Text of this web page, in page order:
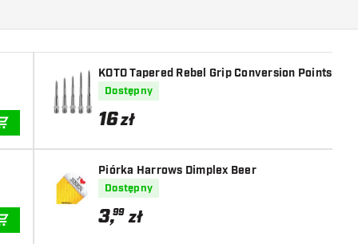
DODAJ DO KOSZYKA
KOTO Tapered Rebel Grip Conversion Points
Dostępny
16zł
Piórka Harrows Dimplex Beer
Dostępny
3,99 zł